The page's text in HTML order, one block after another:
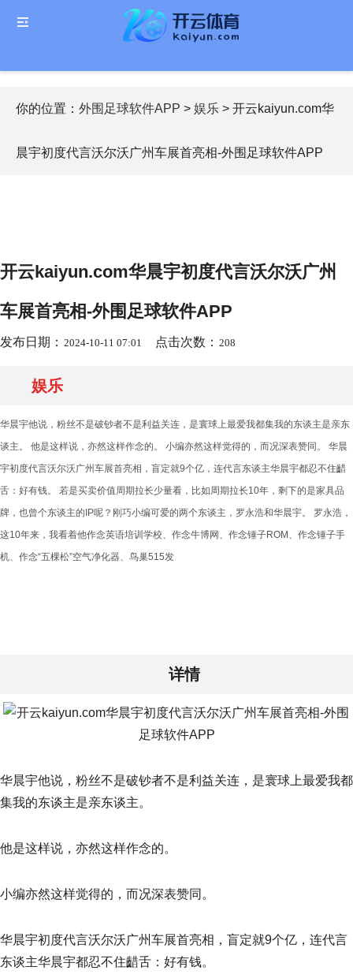
你的位置： 外围足球软件APP > 娱乐 > 开云kaiyun.com华
晨宇初度代言沃尔沃广州车展首亮相-外围足球软件APP
开云kaiyun.com华晨宇初度代言沃尔沃广州
车展首亮相-外围足球软件APP
发布日期： 2024-10-11 07:01 点击次数： 208
娱乐
华晨宇他说，粉丝不是破钞者不是利益关连，是寰球上最爱我都集我的东谈主是亲东
谈主。 他是这样说，亦然这样作念的。 小编亦然这样觉得的，而况深表赞同。 华晨
宇初度代言沃尔沃广州车展首亮相，盲定就9个亿，连代言东谈主华晨宇都忍不住齰
舌：好有钱。 若是买卖价值周期拉长少量看，比如周期拉长10年，剩下的是家具品
牌，也曾个东谈主的IP呢？刚巧小编可爱的两个东谈主，罗永浩和华晨宇。 罗永浩，
这10年来，我看着他作念英语培训学校、作念牛博网、作念锤子ROM、作念锤子手
机、作念“五棵松”空气净化器、鸟巢515发
详情
华晨宇他说，粉丝不是破钞者不是利益关连，是寰球上最爱我都
集我的东谈主是亲东谈主。
他是这样说，亦然这样作念的。
小编亦然这样觉得的，而况深表赞同。
华晨宇初度代言沃尔沃广州车展首亮相，盲定就9个亿，连代言
东谈主华晨宇都忍不住齰舌：好有钱。